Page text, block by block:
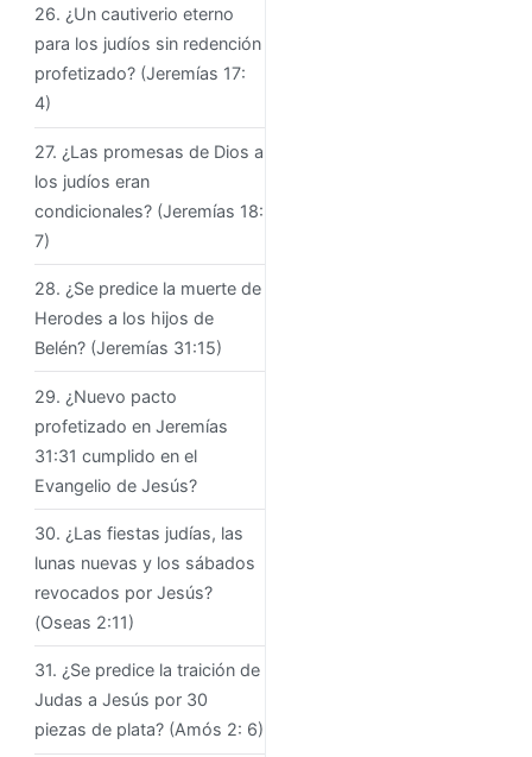
26. ¿Un cautiverio eterno
para los judíos sin redención
profetizado? (Jeremías 17:
4)
27. ¿Las promesas de Dios a
los judíos eran
condicionales? (Jeremías 18:
7)
28. ¿Se predice la muerte de
Herodes a los hijos de
Belén? (Jeremías 31:15)
29. ¿Nuevo pacto
profetizado en Jeremías
31:31 cumplido en el
Evangelio de Jesús?
30. ¿Las fiestas judías, las
lunas nuevas y los sábados
revocados por Jesús?
(Oseas 2:11)
31. ¿Se predice la traición de
Judas a Jesús por 30
piezas de plata? (Amós 2: 6)